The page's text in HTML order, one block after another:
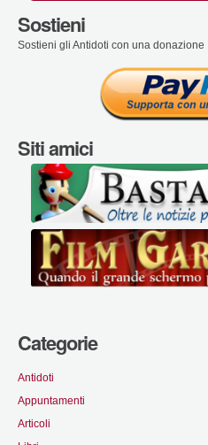
Sostieni
Sostieni gli Antidoti con una donazione
Siti amici
Categorie
Antidoti
Appuntamenti
Articoli